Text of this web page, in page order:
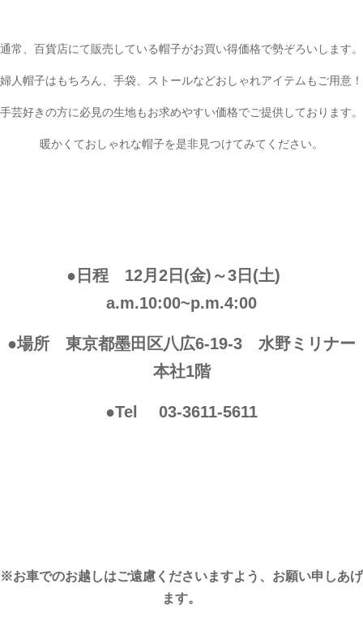
通常、百貨店にて販売している帽子がお買い得価格で勢ぞろいします。
婦人帽子はもちろん、手袋、ストールなどおしゃれアイテムもご用意！
手芸好きの方に必見の生地もお求めやすい価格でご提供しております。
暖かくておしゃれな帽子を是非見つけてみてください。
●日程 12月2日(金)～3日(土)
a.m.10:00~p.m.4:00
●場所 東京都墨田区八広6-19-3 水野ミリナー
本社1階
●Tel 03-3611-5611
※お車でのお越しはご遠慮くださいますよう、お願い申しあげ
ます。